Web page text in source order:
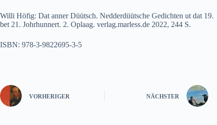
Willi Höfig: Dat anner Düütsch. Nedderdüütsche Gedichten ut dat 19.
bet 21. Johrhunnert. 2. Oplaag. verlag.marless.de 2022, 244 S.
ISBN: 978-3-9822695-3-5
VORHERIGER NÄCHSTER